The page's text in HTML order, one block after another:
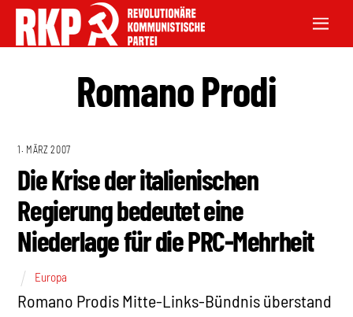
Romano Prodi
1. MÄRZ 2007
Die Krise der italienischen
Regierung bedeutet eine
Niederlage für die PRC-Mehrheit
Europa
Romano Prodis Mitte-Links-Bündnis überstand